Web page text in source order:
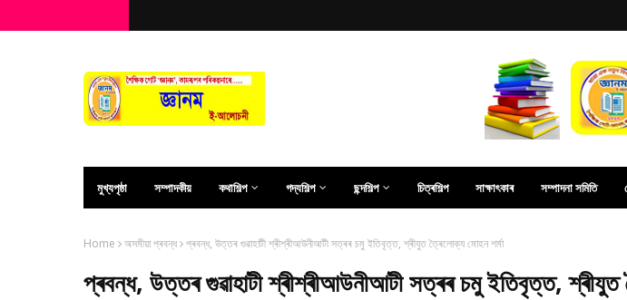
মুখ্যপৃষ্ঠা সম্পাদকীয় কথাশিল্প গদ্যশিল্প ছন্দশিল্প চিত্ৰশিল্প সাক্ষাৎকাৰ সম্পাদনা সমিতি
Home অসমীয়া প্ৰবন্ধ প্ৰবন্ধ, উত্তৰ গুৱাহাটী শ্ৰীশ্ৰীআউনীআটী সত্ৰৰ চমু ইতিবৃত্ত, শ্ৰীযুত ত্ৰৈলোক্য মোহন শৰ্মা
প্ৰবন্ধ, উত্তৰ গুৱাহাটী শ্ৰীশ্ৰীআউনীআটী সত্ৰৰ চমু ইতিবৃত্ত,